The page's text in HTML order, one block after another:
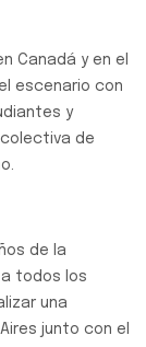
Canadá y en el
escenario con
y
de
de la
todos los
una
junto con el